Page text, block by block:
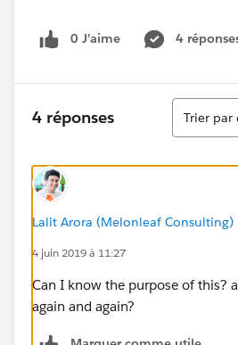
0 J’aime 4
4 réponses
Tri
Trier par
Lalit Arora (Melonleaf Consulting)
4 juin 2019 à 11:27
Can I know the purpose of this?
again and again?